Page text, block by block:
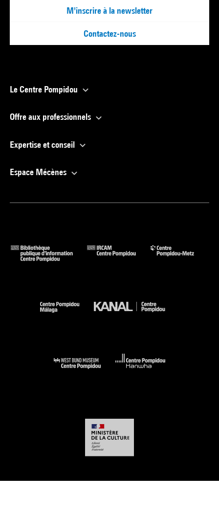
M'inscrire à la newsletter
Contactez-nous
Le Centre Pompidou
Offre aux professionnels
Expertise et conseil
Espace Mécènes